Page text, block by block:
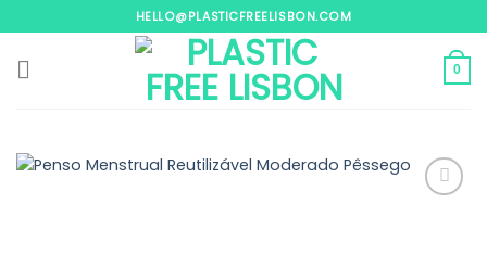
to
content
HELLO@PLASTICFREELISBON.COM
0